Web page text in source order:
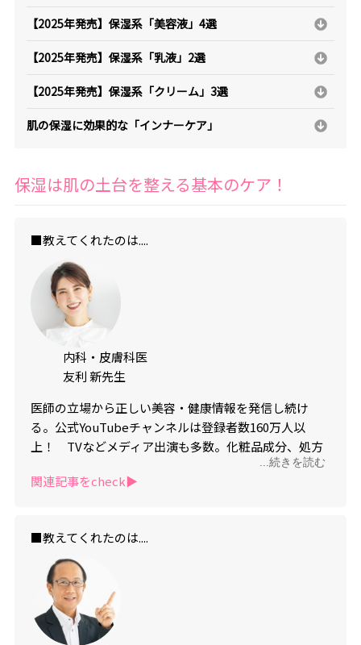
【2025年発売】保湿系「美容液」4選
【2025年発売】保湿系「乳液」2選
【2025年発売】保湿系「クリーム」3選
肌の保湿に効果的な「インナーケア」
保湿は肌の土台を整える基本のケア！
■教えてくれたのは....
内科・皮膚科医
友利 新先生
医師の立場から正しい美容・健康情報を発信し続け
る。公式YouTubeチャンネルは登録者数160万人以
上！ TVなどメディア出演も多数。化粧品成分、処方
...続きを読む
関連記事をcheck▶︎
■教えてくれたのは....